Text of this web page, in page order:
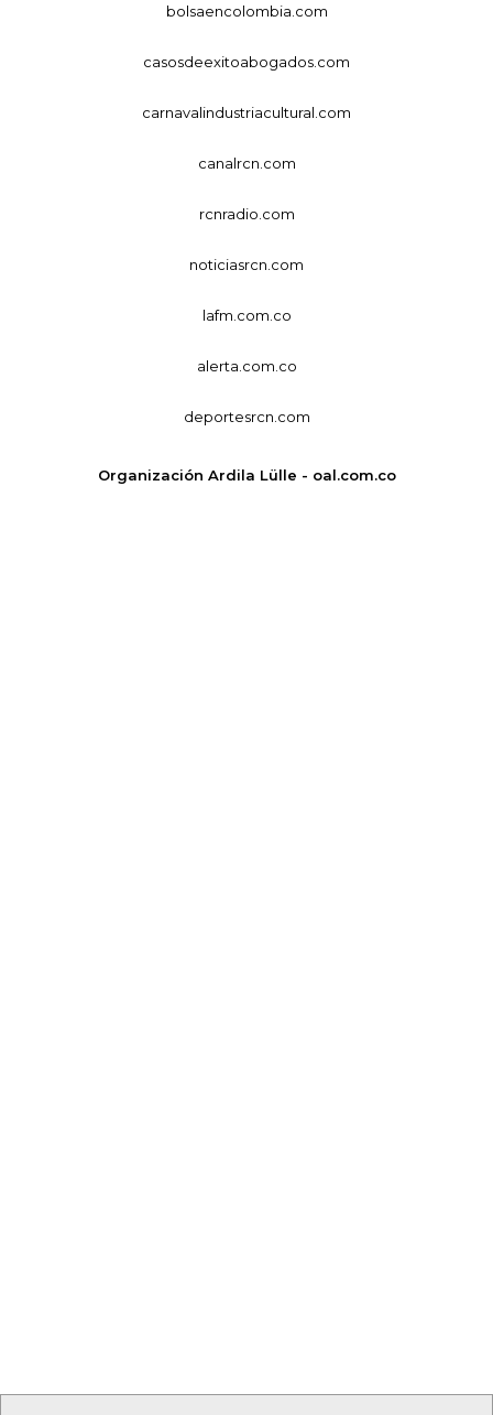
bolsaencolombia.com
casosdeexitoabogados.com
carnavalindustriacultural.com
canalrcn.com
rcnradio.com
noticiasrcn.com
lafm.com.co
alerta.com.co
deportesrcn.com
Organización Ardila Lülle - oal.com.co